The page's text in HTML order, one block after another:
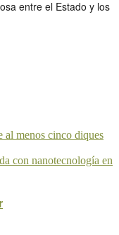
entre el Estado y los
al menos cinco diques
con nanotecnología en